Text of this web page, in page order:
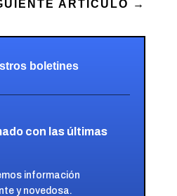
ARTÍCULO →
boletines
con las últimas
información
y novedosa.